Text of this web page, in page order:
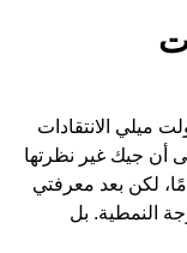
ميلي الانتقادات
أن جيك غير نظرتها
لكن بعد معرفتي
النمطية. بل